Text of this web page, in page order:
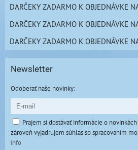
DARČEKY ZADARMO K OBJEDNÁVKE
DARČEKY ZADARMO K OBJEDNÁVKE
DARČEKY ZADARMO K OBJEDNÁVKE
Newsletter
Odoberať naše novinky:
Prajem si dostávať informácie o
zároveň vyjadrujem súhlas so spracovaním
info